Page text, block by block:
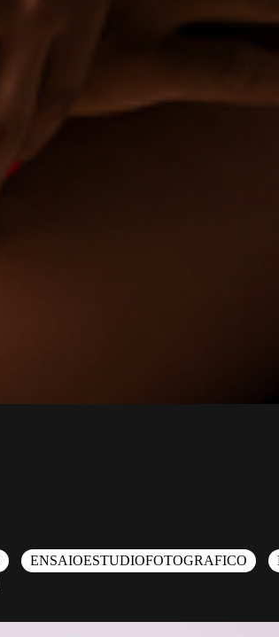
ENSAIOESTUDIOFOTOGRAFICO